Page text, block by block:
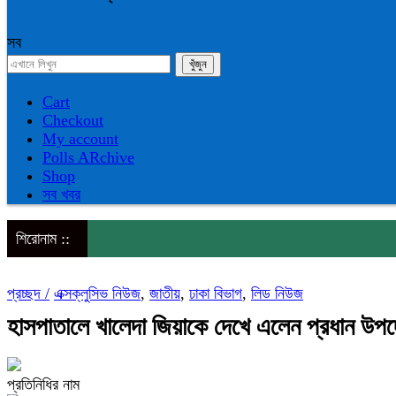
সব
Cart
Checkout
My account
Polls ARchive
Shop
সব খবর
শিরোনাম ::
প্রচ্ছদ / এক্সক্লুসিভ নিউজ, জাতীয়, ঢাকা বিভাগ, লিড নিউজ
হাসপাতালে খালেদা জিয়াকে দেখে এলেন প্রধান
প্রতিনিধির নাম